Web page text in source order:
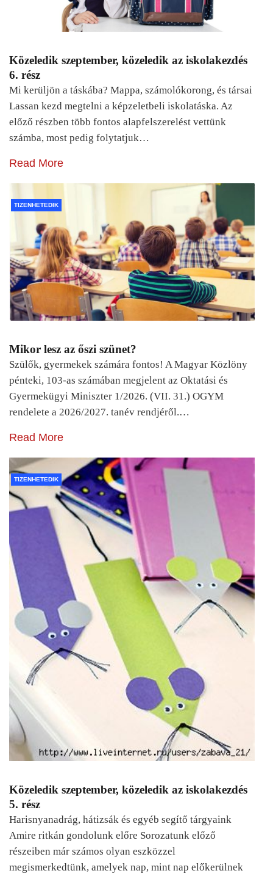
Közeledik szeptember, közeledik az iskolakezdés
6. rész
Mi kerüljön a táskába? Mappa, számolókorong, és társai
Lassan kezd megtelni a képzeletbeli iskolatáska. Az
előző részben több fontos alapfelszerelést vettünk
számba, most pedig folytatjuk…
Read More
TIZENHETEDIK
Mikor lesz az őszi szünet?
Szülők, gyermekek számára fontos! A Magyar Közlöny
pénteki, 103-as számában megjelent az Oktatási és
Gyermekügyi Miniszter 1/2026. (VII. 31.) OGYM
rendelete a 2026/2027. tanév rendjéről.…
Read More
TIZENHETEDIK
Közeledik szeptember, közeledik az iskolakezdés
5. rész
Harisnyanadrág, hátizsák és egyéb segítő tárgyaink
Amire ritkán gondolunk előre Sorozatunk előző
részeiben már számos olyan eszközzel
megismerkedtünk, amelyek nap, mint nap előkerülnek